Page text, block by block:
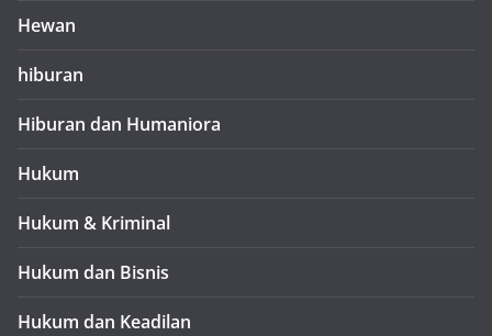
Hewan
hiburan
Hiburan dan Humaniora
Hukum
Hukum & Kriminal
Hukum dan Bisnis
Hukum dan Keadilan